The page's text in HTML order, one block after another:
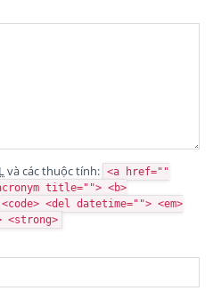
và các thuộc tính: <a href=""
title=""> <b>
<del datetime=""> <em>